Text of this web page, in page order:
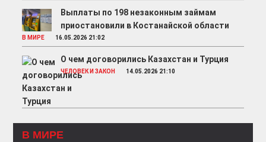
Выплаты по 198 незаконным займам
приостановили в Костанайской области
В МИРЕ 16.05.2026 21:02
О чем договорились Казахстан и Турция
ЧЕЛОВЕК И ЗАКОН 14.05.2026 21:10
В МИРЕ